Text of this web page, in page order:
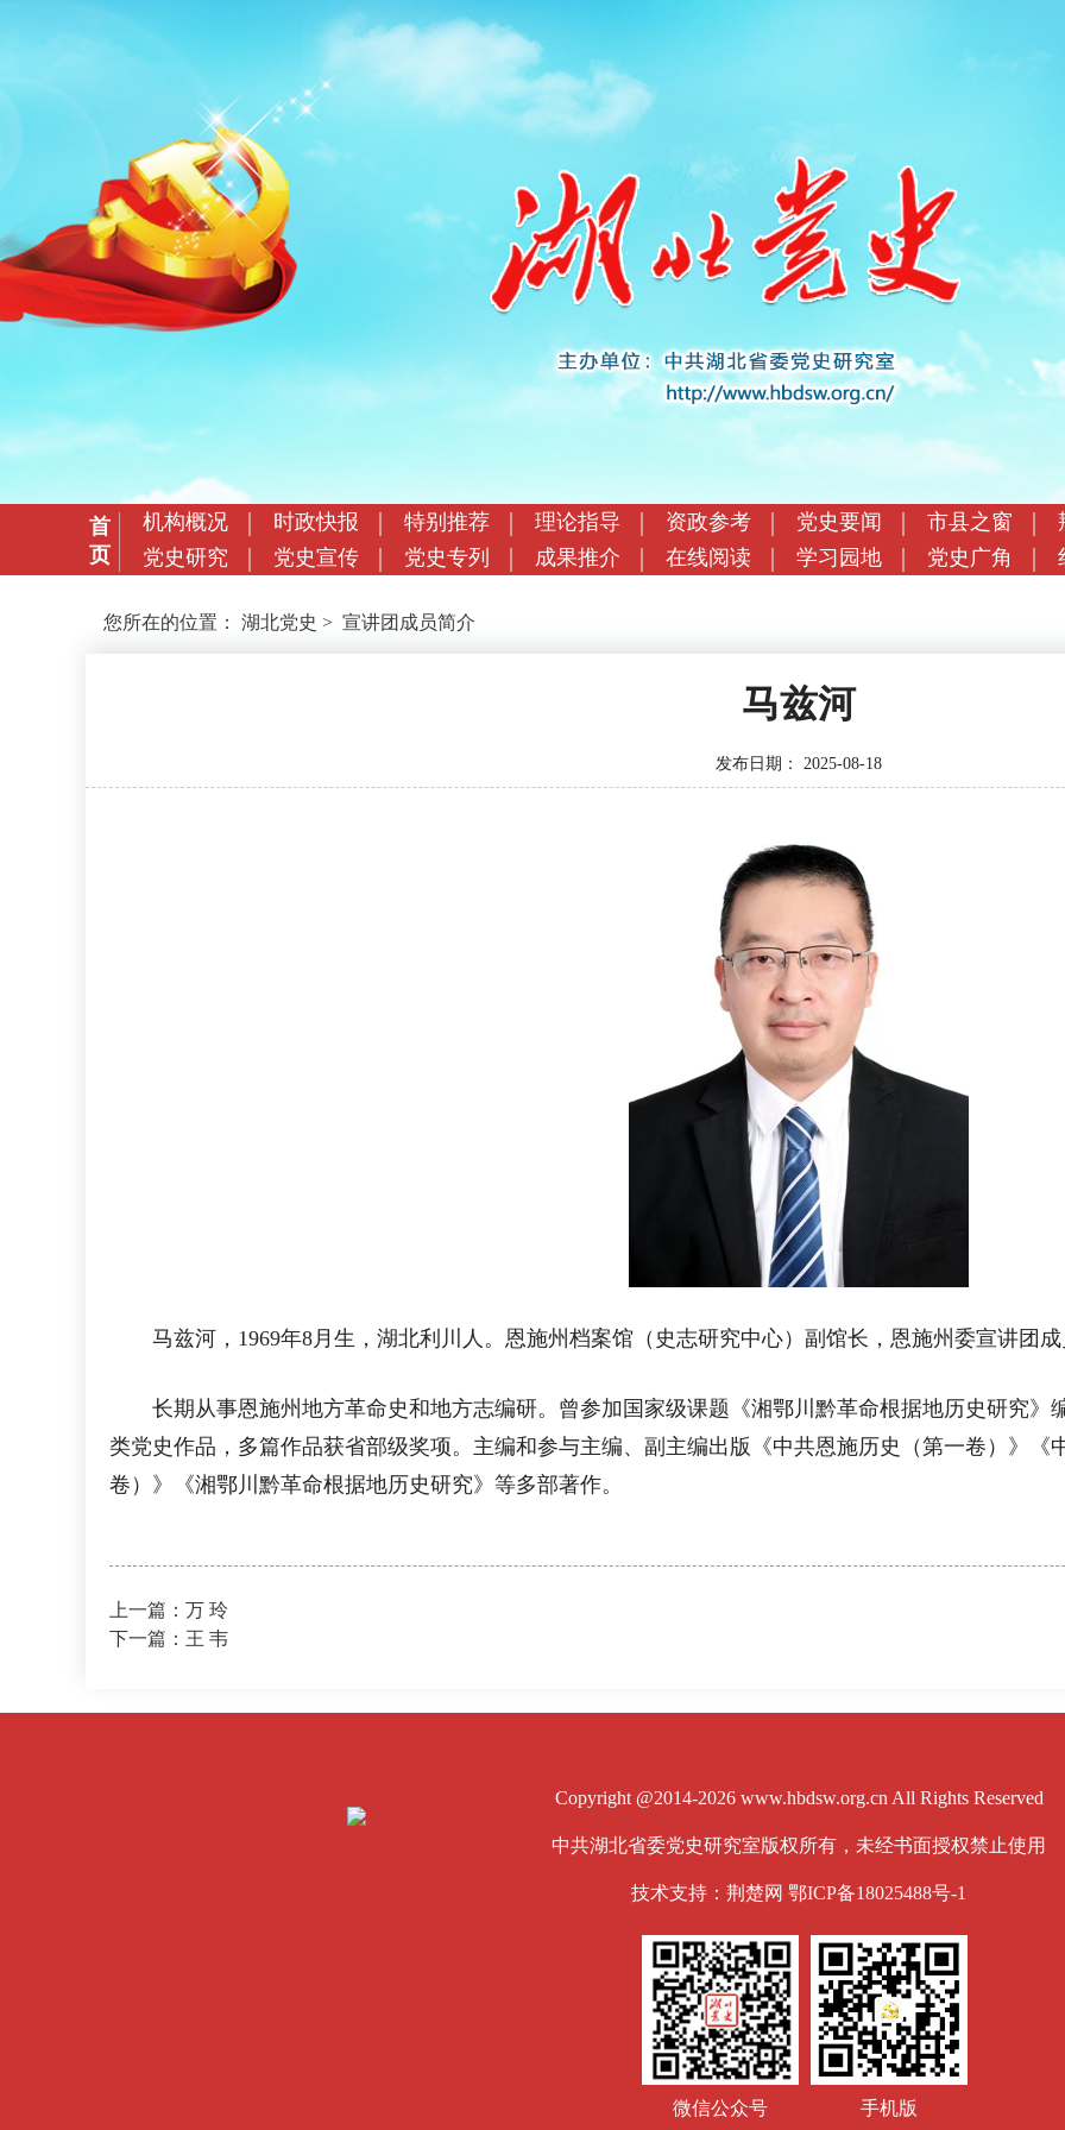
首
页
机构概况 时政快报 特别推荐 理论指导 资政参考 党史要闻 市县之窗
党史研究
党史宣传 党史专列 成果推介 在线阅读 学习园地 党史广角
您所在的位置： 湖北党史 > 宣讲团成员简介
马兹河
发布日期： 2025-08-18
马兹河，1969年8月生，湖北利川人。恩施州档案馆（史志研究中心）副馆长，恩施州委宣讲团
长期从事恩施州地方革命史和地方志编研。曾参加国家级课题《湘鄂川黔革命根据地历史研究》
类党史作品，多篇作品获省部级奖项。主编和参与主编、副主编出版《中共恩施历史（第一卷）》《
卷）》《湘鄂川黔革命根据地历史研究》等多部著作。
上一篇：万 玲
下一篇：王 韦
Copyright @2014-2026 www.hbdsw.org.cn All Rights Reserved
中共湖北省委党史研究室版权所有，未经书面授权禁止使用
技术支持：荆楚网 鄂ICP备18025488号-1
微信公众号 手机版